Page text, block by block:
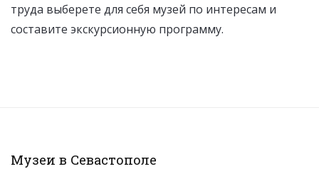
труда выберете для себя музей по интересам и
составите экскурсионную программу.
Музеи в Севастополе